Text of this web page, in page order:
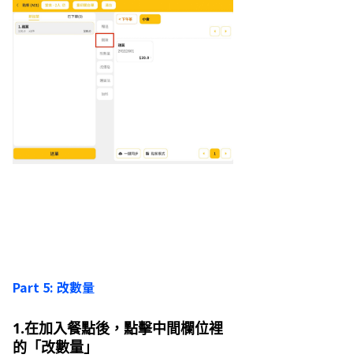
Part 5: 改數量
1.在加入餐點後，點擊中間欄位裡
的「改數量」